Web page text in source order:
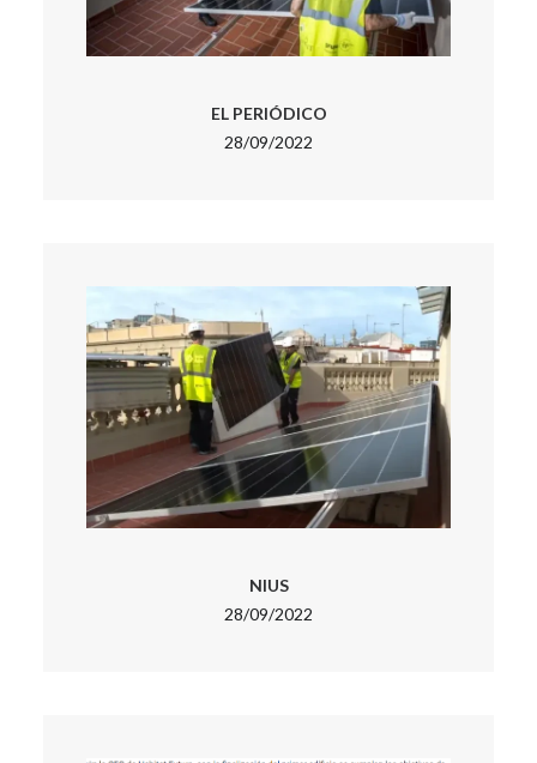
EL PERIÓDICO
28/09/2022
NIUS
28/09/2022